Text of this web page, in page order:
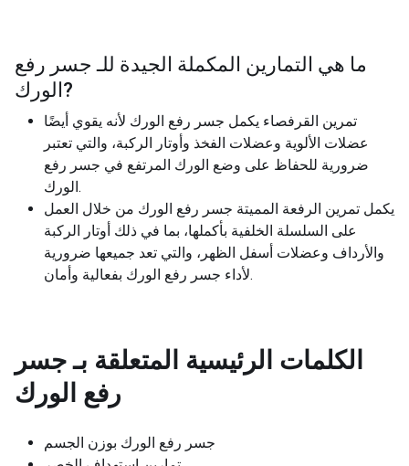
ما هي التمارين المكملة الجيدة للـ جسر رفع
الورك?
تمرين القرفصاء يكمل جسر رفع الورك لأنه يقوي أيضًا
عضلات الألوية وعضلات الفخذ وأوتار الركبة، والتي تعتبر
ضرورية للحفاظ على وضع الورك المرتفع في جسر رفع
الورك.
يكمل تمرين الرفعة المميتة جسر رفع الورك من خلال العمل
على السلسلة الخلفية بأكملها، بما في ذلك أوتار الركبة
والأرداف وعضلات أسفل الظهر، والتي تعد جميعها ضرورية
لأداء جسر رفع الورك بفعالية وأمان.
الكلمات الرئيسية المتعلقة بـ جسر
رفع الورك
جسر رفع الورك بوزن الجسم